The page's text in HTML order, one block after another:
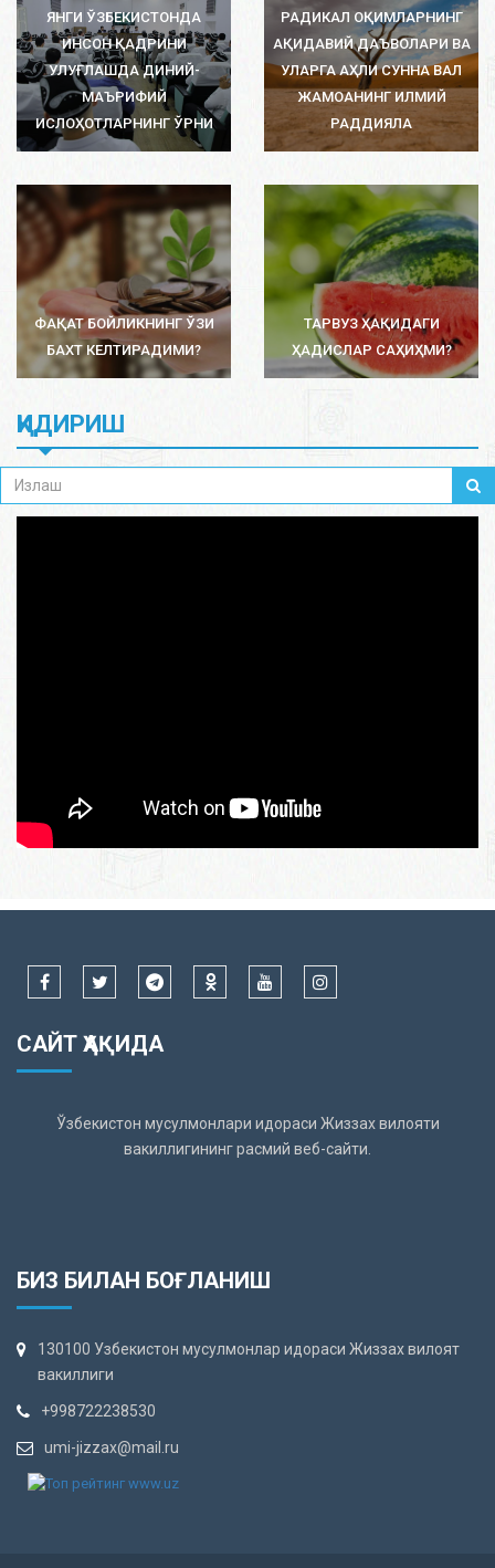
ЯНГИ ЎЗБЕКИСТОНДА
ИНСОН ҚАДРИНИ
УЛУҒЛАШДА ДИНИЙ-
МАЪРИФИЙ
ИСЛОҲОТЛАРНИНГ ЎРНИ
РАДИКАЛ ОҚИМЛАРНИНГ
АҚИДАВИЙ ДАЪВОЛАРИ ВА
УЛАРГА АҲЛИ СУННА ВАЛ
ЖАМОАНИНГ ИЛМИЙ
РАДДИЯЛА
ФАҚАТ БОЙЛИКНИНГ ЎЗИ
БАХТ КЕЛТИРАДИМИ?
ТАРВУЗ ҲАҚИДАГИ
ҲАДИСЛАР САҲИҲМИ?
ҚИДИРИШ
САЙТ ҲАҚИДА
Ўзбекистон мусулмонлари идораси Жиззах вилояти
вакиллигининг расмий веб-сайти.
БИЗ БИЛАН БОҒЛАНИШ
130100 Узбекистон мусулмонлар идораси Жиззах вилоят
вакиллиги
+998722238530
umi-jizzax@mail.ru